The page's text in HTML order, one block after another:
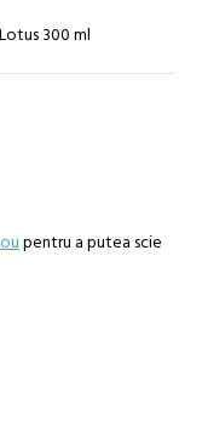
300 ml
pentru a putea scie